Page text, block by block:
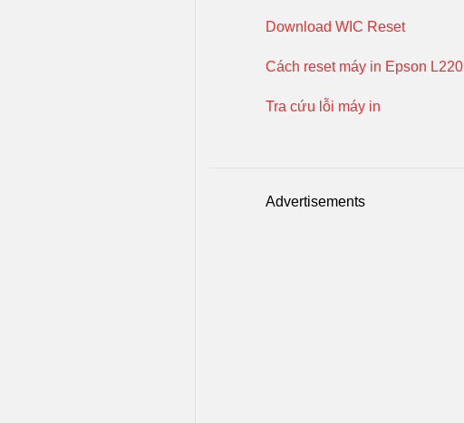
Download WIC Reset
Cách reset máy in Epson L220
Tra cứu lỗi máy in
Advertisements